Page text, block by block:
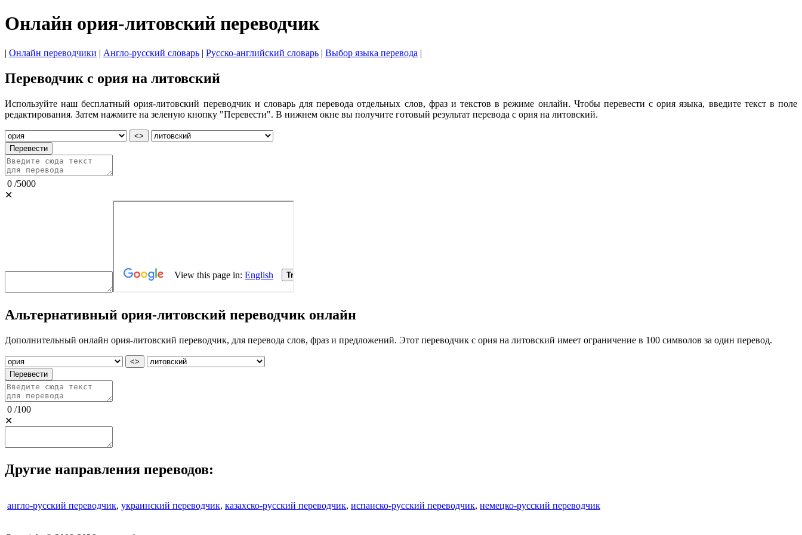
Онлайн ория-литовский переводчик
| Онлайн переводчики | Англо-русский словарь | Русско-английский словарь | Выбор языка перевода |
Переводчик с ория на литовский
Используйте наш бесплатный ория-литовский переводчик и словарь для перевода отдельных слов, фраз и текстов в режиме онлайн. Чтобы перевести с ория языка, введите текст в поле
редактирования. Затем нажмите на зеленую кнопку "Перевести". В нижнем окне вы получите готовый результат перевода с ория на литовский.
<>
Перевести
0 /5000
✕
Альтернативный ория-литовский переводчик онлайн
Дополнительный онлайн ория-литовский переводчик, для перевода слов, фраз и предложений. Этот переводчик с ория на литовский имеет ограничение в 100 символов за один перевод.
<>
Перевести
0 /100
✕
Другие направления переводов:
англо-русский переводчик, украинский переводчик, казахско-русский переводчик, испанско-русский переводчик, немецко-русский переводчик